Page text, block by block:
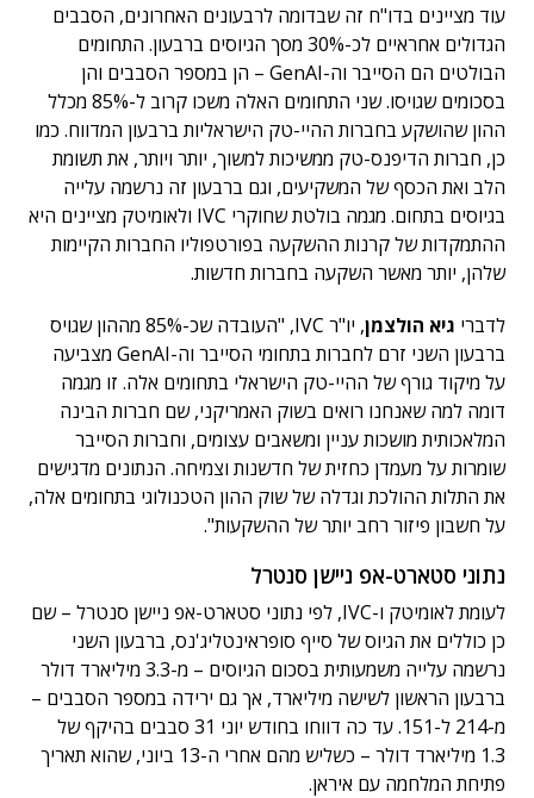
עוד מציינים בדו"ח זה שבדומה לרבעונים האחרונים, הסבבים
הגדולים אחראיים לכ-30% מסך הגיוסים ברבעון. התחומים
הבולטים הם הסייבר וה-GenAI – הן במספר הסבבים והן
בסכומים שגויסו. שני התחומים האלה משכו קרוב ל-85% מכלל
ההון שהושקע בחברות ההיי-טק הישראליות ברבעון המדווח. כמו
כן, חברות הדיפנס-טק ממשיכות למשוך, יותר ויותר, את תשומת
הלב ואת הכסף של המשקיעים, וגם ברבעון זה נרשמה עלייה
בגיוסים בתחום. מגמה בולטת שחוקרי IVC ולאומיטק מציינים היא
ההתמקדות של קרנות ההשקעה בפורטפוליו החברות הקיימות
שלהן, יותר מאשר השקעה בחברות חדשות.
לדברי גיא הולצמן
, יו"ר IVC, "העובדה שכ-85% מההון שגויס
ברבעון השני זרם לחברות בתחומי הסייבר וה-GenAI מצביעה
על מיקוד גורף של ההיי-טק הישראלי בתחומים אלה. זו מגמה
דומה למה שאנחנו רואים בשוק האמריקני, שם חברות הבינה
המלאכותית מושכות עניין ומשאבים עצומים, וחברות הסייבר
שומרות על מעמדן כחזית של חדשנות וצמיחה. הנתונים מדגישים
את התלות ההולכת וגדלה של שוק ההון הטכנולוגי בתחומים אלה,
על חשבון פיזור רחב יותר של ההשקעות".
נתוני סטארט-אפ ניישן סנטרל
לעומת לאומיטק ו-IVC, לפי נתוני סטארט-אפ ניישן סנטרל – שם
כן כוללים את הגיוס של סייף סופראינטליג'נס, ברבעון השני
נרשמה עלייה משמעותית בסכום הגיוסים – מ-3.3 מיליארד דולר
ברבעון הראשון לשישה מיליארד, אך גם ירידה במספר הסבבים –
מ-214 ל-151. עד כה דווחו בחודש יוני 31 סבבים בהיקף של
1.3 מיליארד דולר – כשליש מהם אחרי ה-13 ביוני, שהוא תאריך
פתיחת המלחמה עם איראן.